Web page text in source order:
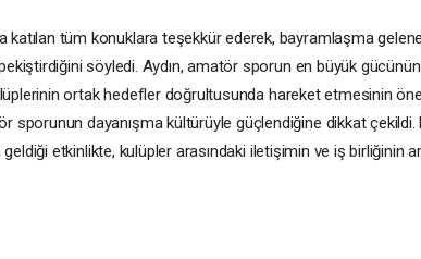
katılan tüm konuklara teşekkür ederek, bayramlaşma
söyledi. Aydın, amatör sporun en büyük
ortak hedefler doğrultusunda hareket etmesinin
sporunun dayanışma kültürüyle güçlendiğine dikkat çekildi.
etkinlikte, kulüpler arasındaki iletişimin ve iş birliğinin